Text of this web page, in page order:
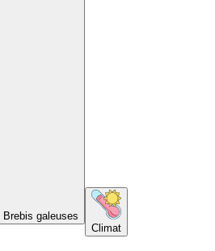
Brebis galeuses
Climat